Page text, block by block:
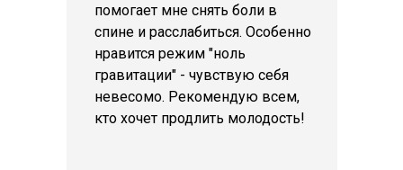
помогает мне снять боли в
спине и расслабиться. Особенно
нравится режим "ноль
гравитации" - чувствую себя
невесомо. Рекомендую всем,
кто хочет продлить молодость!